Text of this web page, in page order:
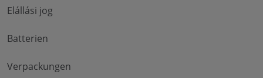
Elállási jog
Batterien
Verpackungen